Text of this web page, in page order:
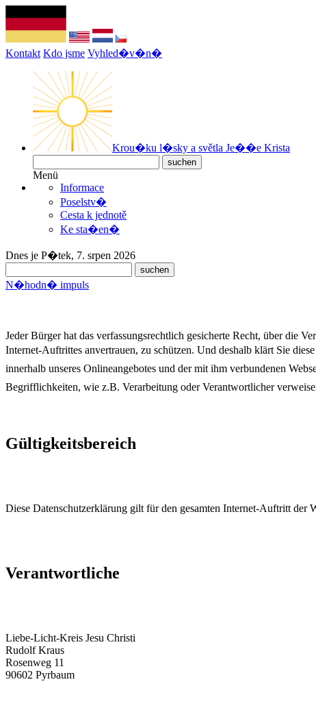
Kontakt Kdo jsme Vyhled�v�n�
Krou�ku l�sky a světla Je��e Krista
Menü
Informace
Poselstv�
Cesta k jednotě
Ke sta�en�
Dnes je P�tek, 7. srpen 2026
N�hodn� impuls
Jeder Bürger hat das verfassungsrechtlich gesicherte Recht, über die
Internet-Auftrittes anvertrauen, zu schützen. Und deshalb klärt Sie
innerhalb unseres Onlineangebotes und der mit ihm verbundenen
Begrifflichkeiten, wie z.B. Verarbeitung oder Verantwortlicher
Gültigkeitsbereich
Diese Datenschutzerklärung gilt für den gesamten Internet-Auftritt der
Verantwortliche
Liebe-Licht-Kreis Jesu Christi
Rudolf Kraus
Rosenweg 11
90602 Pyrbaum